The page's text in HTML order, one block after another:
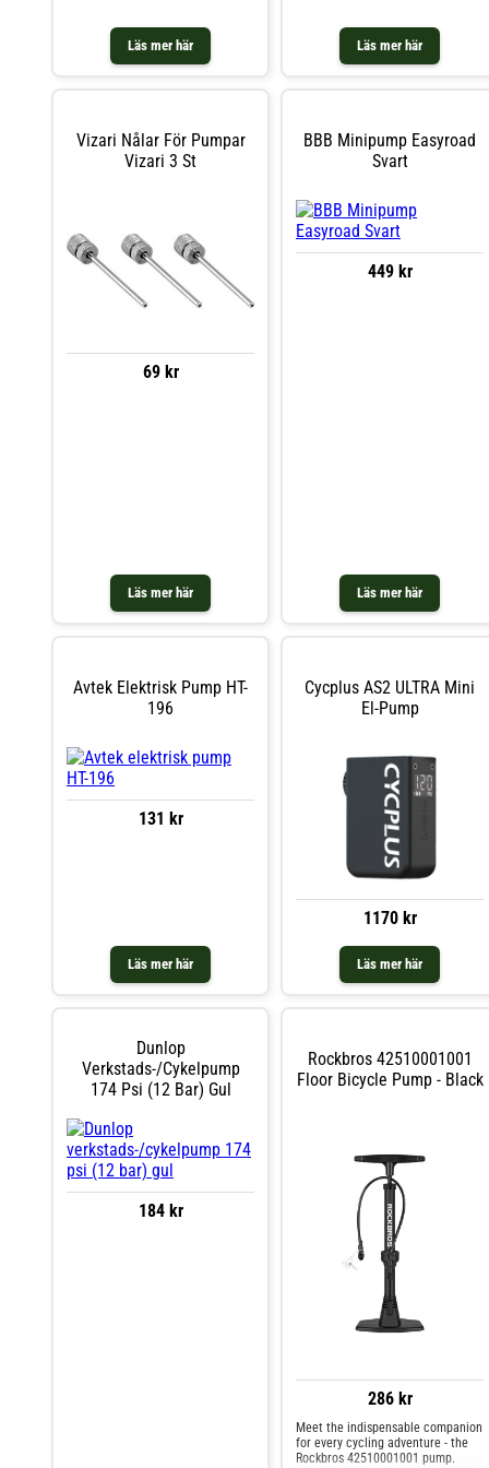
Läs mer här Läs mer här
Vizari Nålar För Pumpar
Vizari 3 St
69 kr
Läs mer här
BBB Minipump Easyroad
Svart
449 kr
Läs mer här
Avtek Elektrisk Pump HT-
196
131 kr
Läs mer här
Cycplus AS2 ULTRA Mini
El-Pump
1170 kr
Läs mer här
Dunlop
Verkstads-/cykelpump
174 Psi (12 Bar) Gul
184 kr
Rockbros 42510001001
Floor Bicycle Pump - Black
286 kr
Meet the indispensable companion
for every cycling adventure - the
Rockbros 42510001001 pump.